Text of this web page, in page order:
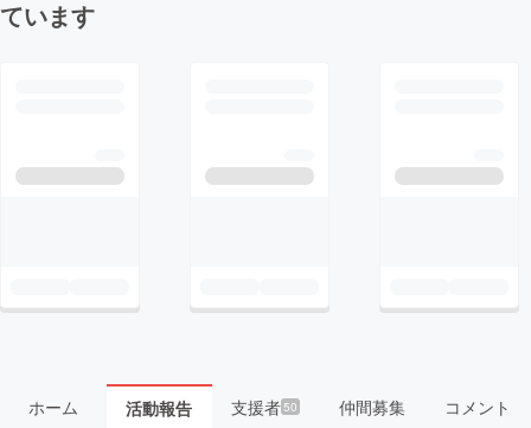
ています
ホーム 活動報告 支援者50 仲間募集 コメント